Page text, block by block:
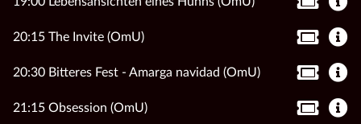
20:15 The Invite (OmU)
20:30 Bitteres Fest - Amarga navidad (OmU)
21:15 Obsession (OmU)